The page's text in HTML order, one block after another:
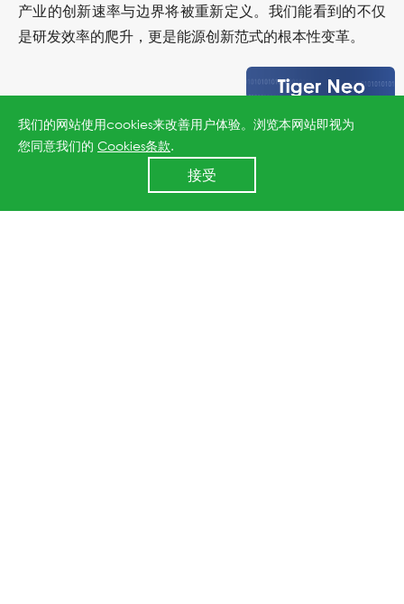
产业的创新速率与边界将被重新定义。我们能看到的不仅
是研发效率的爬升，更是能源创新范式的根本性变革。
晶泰科技（"XtalPi Holdings Limited"，股份简称：晶泰控
股，XTALPI，股票代码：2228.HK）由三位麻省理工学院
我们的网站使用cookies来改善用户体验。浏览本网站即视为
您同意我们的 Cookies条款.
接受